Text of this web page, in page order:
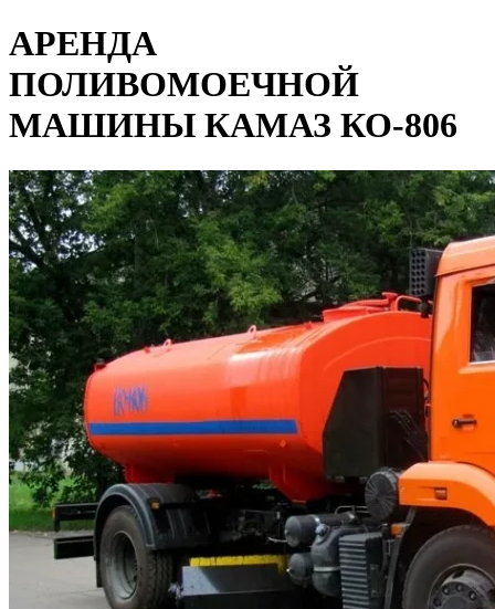
АРЕНДА
ПОЛИВОМОЕЧНОЙ
МАШИНЫ КАМАЗ КО-806